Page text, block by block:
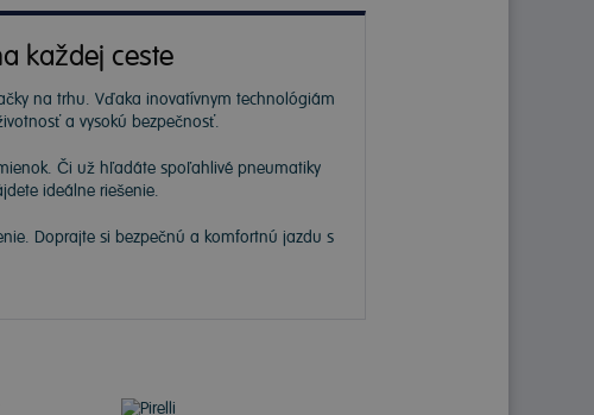
každej ceste
na trhu. Vďaka inovatívnym technológiám
a vysokú bezpečnosť.
Či už hľadáte spoľahlivé pneumatiky
ideálne riešenie.
Doprajte si bezpečnú a komfortnú jazdu s